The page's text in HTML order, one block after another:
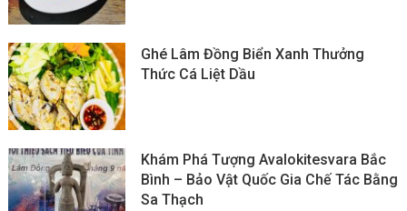
Ghé Lâm Đồng Biển Xanh Thưởng
Thức Cá Liệt Dầu
Khám Phá Tượng Avalokitesvara Bắc
Bình – Bảo Vật Quốc Gia Chế Tác Bằng
Sa Thạch